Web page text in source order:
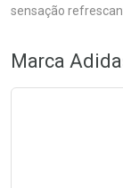
sensação
Marca